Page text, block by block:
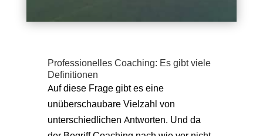
Professionelles Coaching: Es gibt viele
Definitionen
Auf diese Frage gibt es eine
unüberschaubare Vielzahl von
unterschiedlichen Antworten. Und da